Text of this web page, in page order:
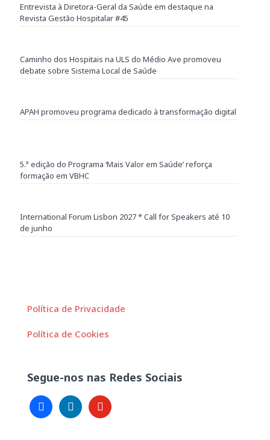
Entrevista à Diretora-Geral da Saúde em destaque na
Revista Gestão Hospitalar #45
Caminho dos Hospitais na ULS do Médio Ave promoveu
debate sobre Sistema Local de Saúde
APAH promoveu programa dedicado à transformação digital
5.ª edição do Programa ‘Mais Valor em Saúde’ reforça
formação em VBHC
International Forum Lisbon 2027 * Call for Speakers até 10
de junho
Política de Privacidade
Política de Cookies
Segue-nos nas Redes Sociais
facebooklinkedin youtube